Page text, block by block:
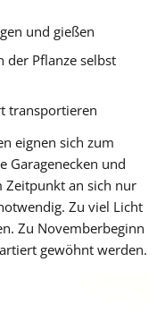
und gießen
der Pflanze selbst
transportieren
eignen sich zum
Garagenecken und
Zeitpunkt an sich nur
Zu viel Licht
Zu Novemberbeginn
gewöhnt werden.